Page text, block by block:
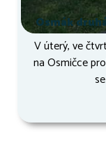
Osmák
V úterý, ve
na Osmičce